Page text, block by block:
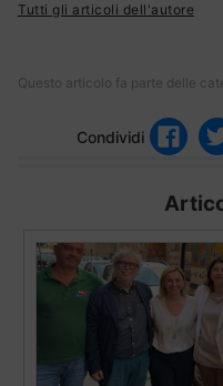
Tutti gli articoli dell'autore
Questo articolo fa parte delle
Condividi